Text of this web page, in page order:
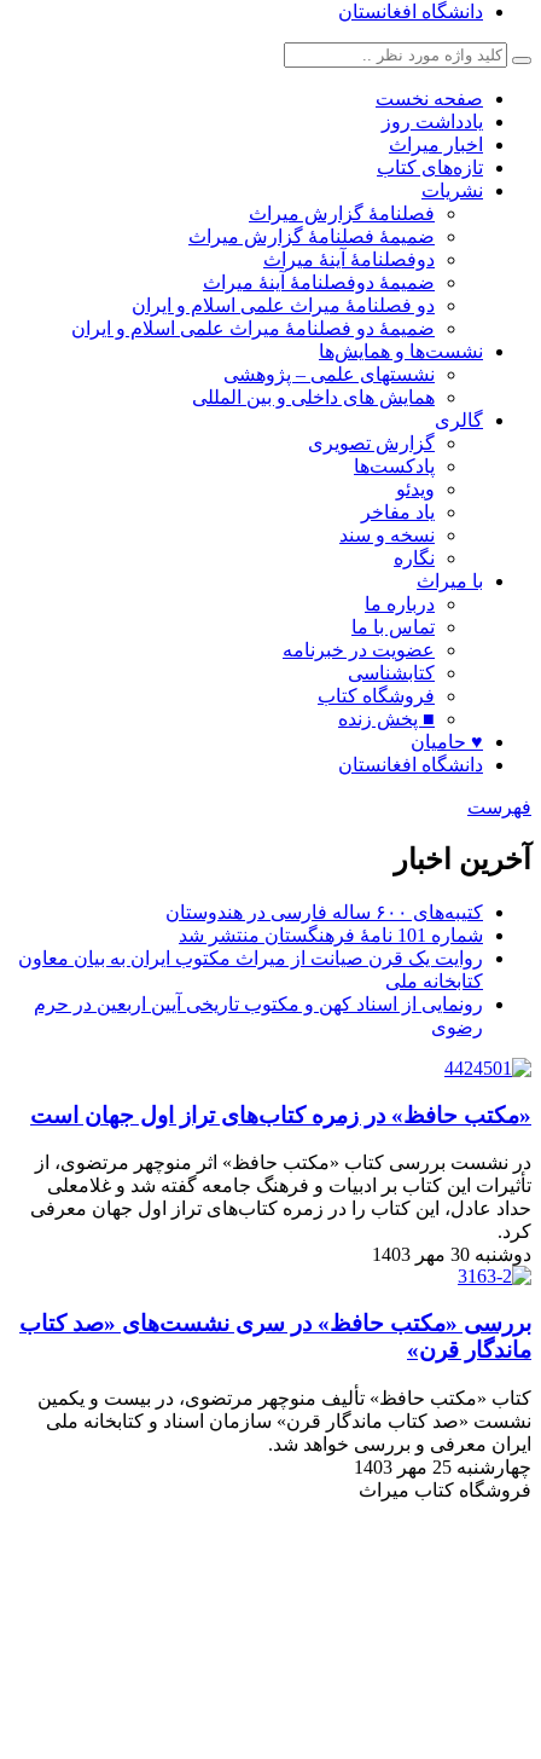
دانشگاه افغانستان
صفحه نخست
یادداشت روز
اخبار میراث
تازه‌های کتاب
نشریات
فصلنامۀ گزارش میراث
ضمیمۀ فصلنامۀ گزارش میراث
دوفصلنامۀ آینۀ میراث
ضمیمۀ دوفصلنامۀ آینۀ میراث
دو فصلنامۀ میراث علمی اسلام و ایران
ضمیمۀ دو فصلنامۀ میراث علمی اسلام و ایران
نشست‌ها و همایش‌ها
نشستهای علمی – پژوهشی
همایش های داخلی و بین المللی
گالری
گزارش تصویری
پادکست‌ها
ویدئو
یاد مفاخر
نسخه و سند
نگاره
با میراث
درباره ما
تماس با ما
عضویت در خبرنامه
کتابشناسی
فروشگاه کتاب
■ پخش زنده
♥ حامیان
دانشگاه افغانستان
فهرست
آخرین اخبار
کتیبه‌های ۶۰۰ ساله فارسی در هندوستان
شماره 101 نامۀ فرهنگستان منتشر شد
روایت یک قرن صیانت از میراث مکتوب ایران به بیان معاون
کتابخانه ملی
رونمایی از اسناد کهن و مکتوب تاریخی آیین اربعین در حرم
رضوی
«مکتب حافظ» در زمره کتاب‌های تراز اول جهان است
در نشست بررسی کتاب «مکتب حافظ» اثر منوچهر مرتضوی، از
تأثیرات این کتاب بر ادبیات و فرهنگ جامعه گفته شد و غلامعلی
حداد عادل، این کتاب را در زمره کتاب‌های تراز اول جهان معرفی
کرد.
دوشنبه 30 مهر 1403
بررسی «مکتب حافظ» در سری نشست‌های «صد کتاب
ماندگار قرن»
کتاب «مکتب حافظ» تألیف منوچهر مرتضوی، در بیست و یکمین
نشست «صد کتاب ماندگار قرن» سازمان اسناد و کتابخانه ملی
ایران معرفی و بررسی خواهد شد.
چهارشنبه 25 مهر 1403
فروشگاه کتاب میراث